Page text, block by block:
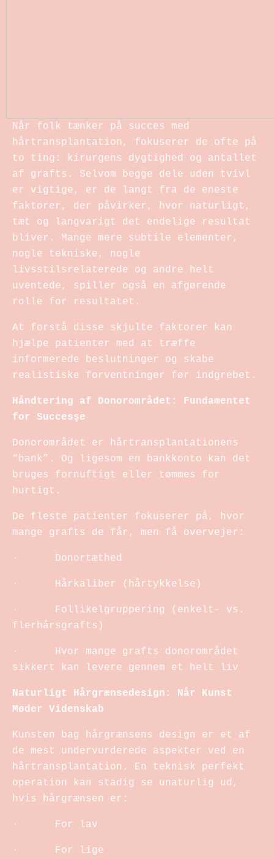
Når folk tænker på succes med
hårtransplantation, fokuserer de ofte på
to ting: kirurgens dygtighed og antallet
af grafts. Selvom begge dele uden tvivl
er vigtige, er de langt fra de eneste
faktorer, der påvirker, hvor naturligt,
tæt og langvarigt det endelige resultat
bliver. Mange mere subtile elementer,
nogle tekniske, nogle
livsstilsrelaterede og andre helt
uventede, spiller også en afgørende
rolle for resultatet.
At forstå disse skjulte faktorer kan
hjælpe patienter med at træffe
informerede beslutninger og skabe
realistiske forventninger før indgrebet.
Håndtering af Donorområdet: Fundamentet
for Succesşe
Donorområdet er hårtransplantationens
“bank”. Og ligesom en bankkonto kan det
bruges fornuftigt eller tømmes for
hurtigt.
De fleste patienter fokuserer på, hvor
mange grafts de får, men få overvejer:
· Donortæthed
· Hårkaliber (hårtykkelse)
· Follikelgruppering (enkelt- vs.
flerhårsgrafts)
· Hvor mange grafts donorområdet
sikkert kan levere gennem et helt liv
Naturligt Hårgrænsedesign: Når Kunst
Møder Videnskab
Kunsten bag hårgrænsens design er et af
de mest undervurderede aspekter ved en
hårtransplantation. En teknisk perfekt
operation kan stadig se unaturlig ud,
hvis hårgrænsen er:
· For lav
· For lige